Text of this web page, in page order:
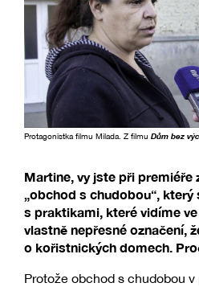
Protagonistka filmu Milada. Z filmu Dům bez
Martine, vy jste při premiéře
„obchod s chudobou“,
s praktikami, které vidíme
vlastně nepřesné označení,
o kořistnických domech.
Protože obchod s chudobou